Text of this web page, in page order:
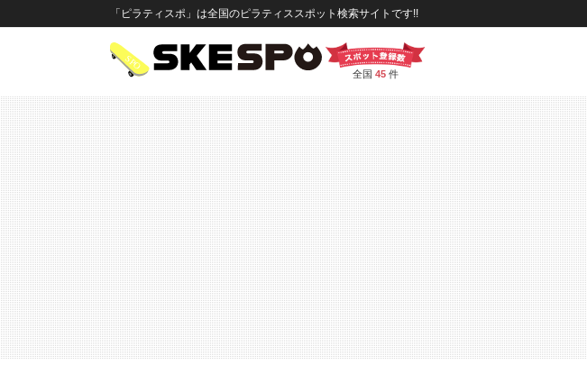
「ピラティスポ」は全国のピラティススポット検索サイトです!!
全国 45件